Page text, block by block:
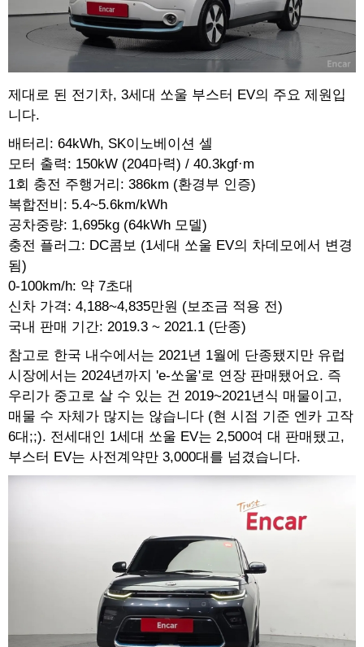
제대로 된 전기차, 3세대 쏘울 부스터 EV의 주요 제원입
니다.
배터리: 64kWh, SK이노베이션 셀
모터 출력: 150kW (204마력) / 40.3kgf·m
1회 충전 주행거리: 386km (환경부 인증)
복합전비: 5.4~5.6km/kWh
공차중량: 1,695kg (64kWh 모델)
충전 플러그: DC콤보 (1세대 쏘울 EV의 차데모에서 변경
됨)
0-100km/h: 약 7초대
신차 가격: 4,188~4,835만원 (보조금 적용 전)
국내 판매 기간: 2019.3 ~ 2021.1 (단종)
참고로 한국 내수에서는 2021년 1월에 단종됐지만 유럽
시장에서는 2024년까지 'e-쏘울'로 연장 판매됐어요. 즉
우리가 중고로 살 수 있는 건 2019~2021년식 매물이고,
매물 수 자체가 많지는 않습니다 (현 시점 기준 엔카 고작
6대;;). 전세대인 1세대 쏘울 EV는 2,500여 대 판매됐고,
부스터 EV는 사전계약만 3,000대를 넘겼습니다.